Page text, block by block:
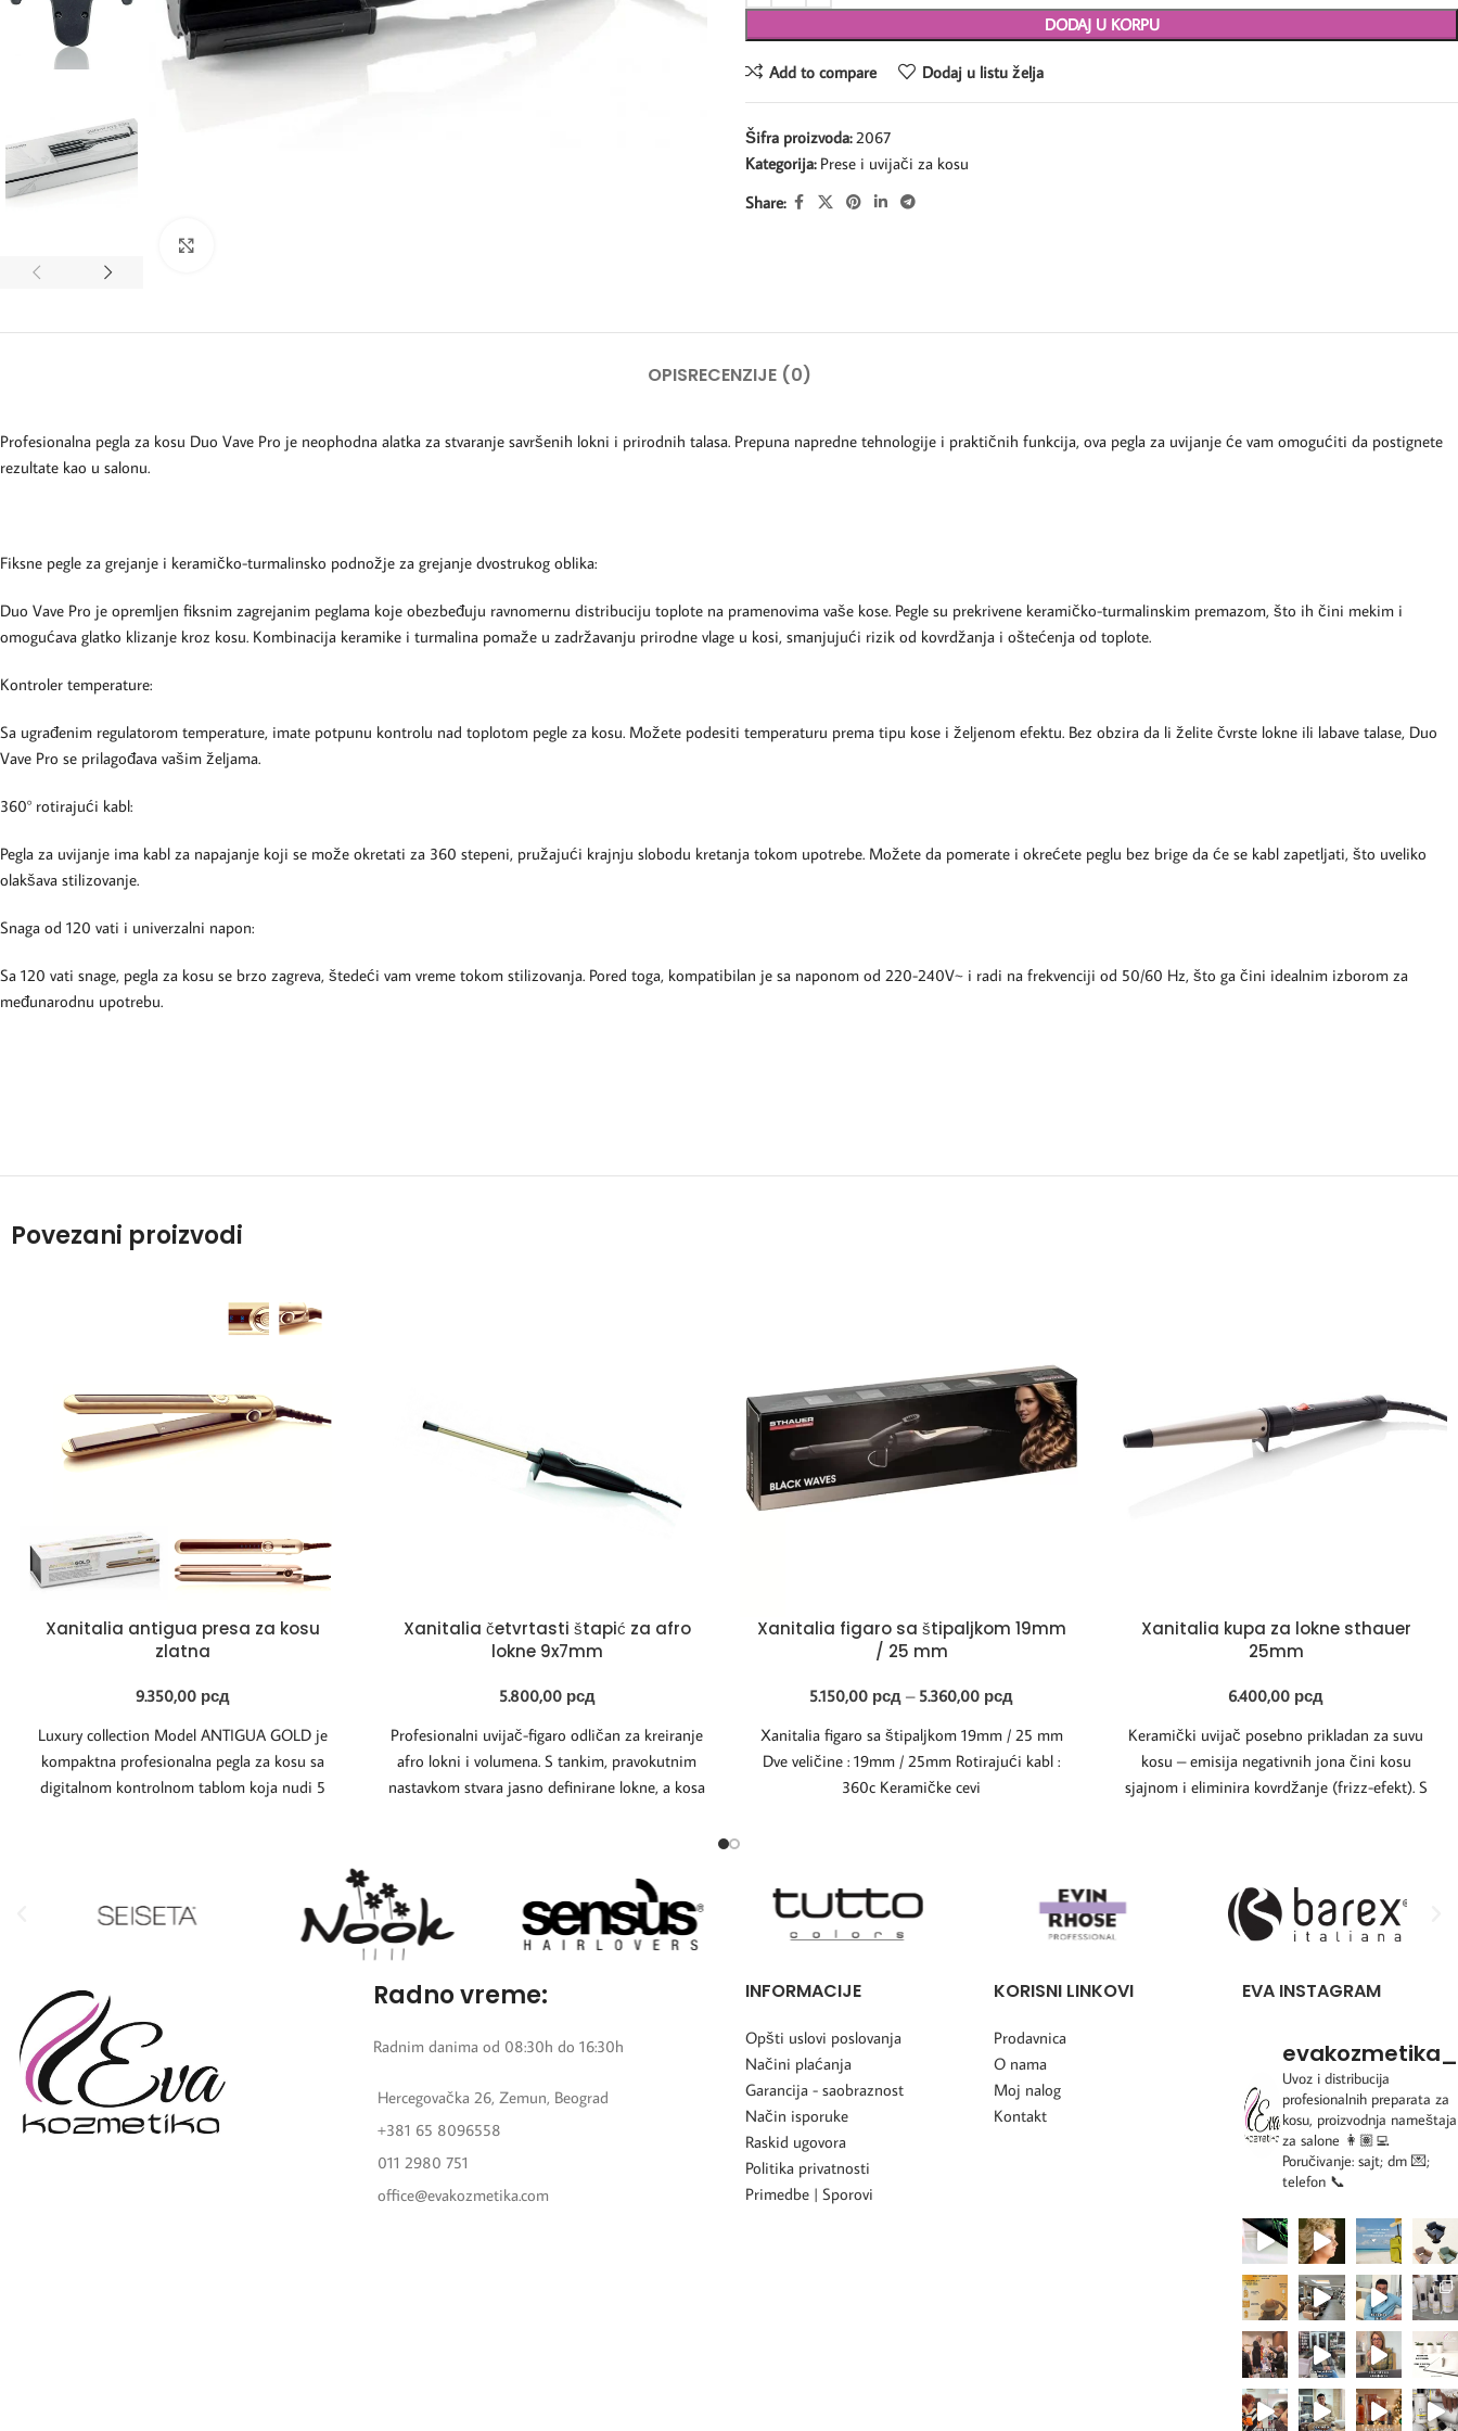
DODAJ U KORPU
Add to compare Dodaj u listu želja
Šifra proizvoda:2067
Kategorija: Prese i uvijači za kosu
Share:
OPISRECENZIJE (0)
Profesionalna pegla za kosu Duo Vave Pro je neophodna alatka za stvaranje savršenih lokni i prirodnih talasa. Prepuna napredne tehnologije i praktičnih funkcija, ova pegla za uvijanje će vam omogućiti da postignete
rezultate kao u salonu.
Fiksne pegle za grejanje i keramičko-turmalinsko podnožje za grejanje dvostrukog oblika:
Duo Vave Pro je opremljen fiksnim zagrejanim peglama koje obezbeđuju ravnomernu distribuciju toplote na pramenovima vaše kose. Pegle su prekrivene keramičko-turmalinskim premazom, što ih čini mekim i
omogućava glatko klizanje kroz kosu. Kombinacija keramike i turmalina pomaže u zadržavanju prirodne vlage u kosi, smanjujući rizik od kovrdžanja i oštećenja od toplote.
Kontroler temperature:
Sa ugrađenim regulatorom temperature, imate potpunu kontrolu nad toplotom pegle za kosu. Možete podesiti temperaturu prema tipu kose i željenom efektu. Bez obzira da li želite čvrste lokne ili labave talase, Duo
Vave Pro se prilagođava vašim željama.
360° rotirajući kabl:
Pegla za uvijanje ima kabl za napajanje koji se može okretati za 360 stepeni, pružajući krajnju slobodu kretanja tokom upotrebe. Možete da pomerate i okrećete peglu bez brige da će se kabl zapetljati, što uveliko
olakšava stilizovanje.
Snaga od 120 vati i univerzalni napon:
Sa 120 vati snage, pegla za kosu se brzo zagreva, štedeći vam vreme tokom stilizovanja. Pored toga, kompatibilan je sa naponom od 220-240V~ i radi na frekvenciji od 50/60 Hz, što ga čini idealnim izborom za
međunarodnu upotrebu.
Povezani proizvodi
Xanitalia antigua presa za kosu
zlatna
9.350,00 рсд
Luxury collection Model ANTIGUA GOLD je
kompaktna profesionalna pegla za kosu sa
digitalnom kontrolnom tablom koja nudi 5
Xanitalia četvrtasti štapić za afro
lokne 9x7mm
5.800,00 рсд
Profesionalni uvijač-figaro odličan za kreiranje
afro lokni i volumena. S tankim, pravokutnim
nastavkom stvara jasno definirane lokne, a kosa
Xanitalia figaro sa štipaljkom 19mm
/ 25 mm
5.150,00 рсд – 5.360,00 рсд
Xanitalia figaro sa štipaljkom 19mm / 25 mm
Dve veličine : 19mm / 25mm Rotirajući kabl :
360c Keramičke cevi
Xanitalia kupa za lokne sthauer
25mm
6.400,00 рсд
Keramički uvijač posebno prikladan za suvu
kosu – emisija negativnih jona čini kosu
sjajnom i eliminira kovrdžanje (frizz-efekt). S
Radno vreme:
Radnim danima od 08:30h do 16:30h
Hercegovačka 26, Zemun, Beograd
+381 65 8096558
011 2980 751
office@evakozmetika.com
INFORMACIJE
Opšti uslovi poslovanja
Načini plaćanja
Garancija - saobraznost
Način isporuke
Raskid ugovora
Politika privatnosti
Primedbe | Sporovi
KORISNI LINKOVI
Prodavnica
O nama
Moj nalog
Kontakt
EVA INSTAGRAM
evakozmetika_
Uvoz i distribucija
profesionalnih preparata za
kosu, proizvodnja nameštaja
za salone 👩🏽‍💻
Poručivanje: sajt; dm 💌;
telefon 📞